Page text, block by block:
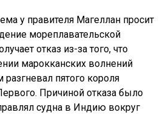
у правителя Магеллан просит
мореплавательской
отказ из-за того, что
марокканских волнений
пятого короля
Причиной отказа было
судна в Индию вокруг